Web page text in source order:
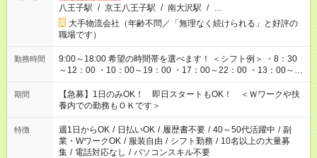
八王子駅 / 京王八王子駅 / 南大沢駅 / …
大手物流会社（年齢不問／「無理なく続けられる」と好評の
職場です）
勤務時間
9:00～18:00 希望の時間帯を選べます！ ＜シフト例＞ ・8：30
～12：00 ・10：00～19：00 ・17：00～22：00 ・13：00～
22：00 ・22：00～翌6：00 など
期間
【急募】1日のみOK！ 即日スタートもOK！ ＜Ｗワークや扶
養内での勤務もＯＫです＞
特徴 週1日からOK / 日払いOK / 履歴書不要 / 40～50代活躍中 / 副
業・WワークOK / 服装自由 / シフト勤務 / 10名以上の大量募
集 / 電話対応なし / パソコンスキル不要